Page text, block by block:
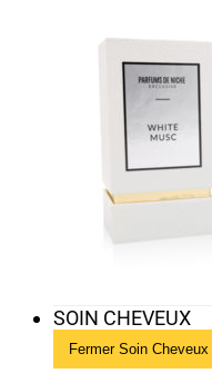
SOIN CHEVEUX
Fermer Soin Cheveux